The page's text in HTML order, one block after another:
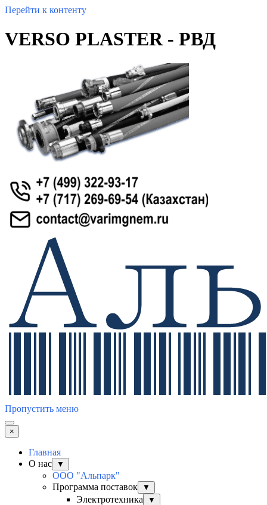
Перейти к контенту
VERSO PLASTER - РВД
Пропустить меню
×
Главная
О нас
▼
ООО "Альпарк"
Программа поставок
▼
Электротехника ▼